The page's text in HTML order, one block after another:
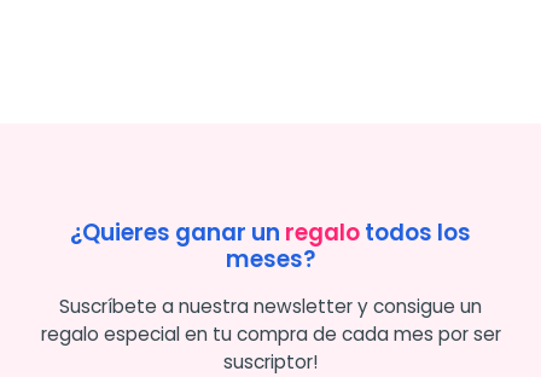
¿Quieres ganar un regalotodos los
meses?
Suscríbete a nuestra newsletter y consigue un
regalo especial en tu compra de cada mes por ser
suscriptor!